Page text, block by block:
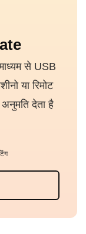
से USB
या रिमोट
देता है